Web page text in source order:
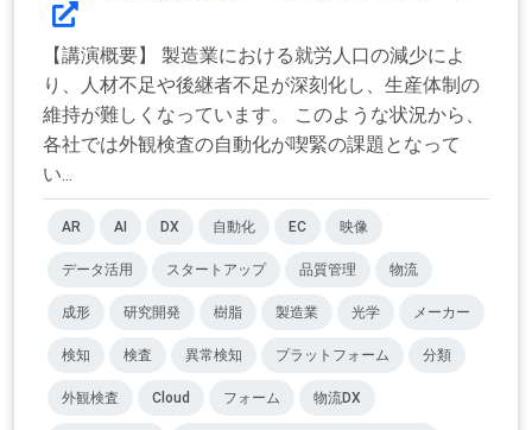
【講演概要】 製造業における就労人口の減少によ
り、人材不足や後継者不足が深刻化し、生産体制の
維持が難しくなっています。 このような状況から、
各社では外観検査の自動化が喫緊の課題となって
い...
AR AI DX 自動化 EC 映像
データ活用 スタートアップ 品質管理 物流
成形 研究開発 樹脂 製造業 光学 メーカー
検知 検査 異常検知 プラットフォーム 分類
外観検査 Cloud フォーム 物流DX